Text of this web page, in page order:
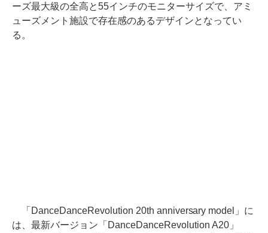
ーズ最大級の全高と55インチのモニターサイズで、アミ
ューズメント施設で存在感のあるデザインとなってい
る。
「DanceDanceRevolution 20th anniversary model」に
は、最新バージョン「DanceDanceRevolution A20」